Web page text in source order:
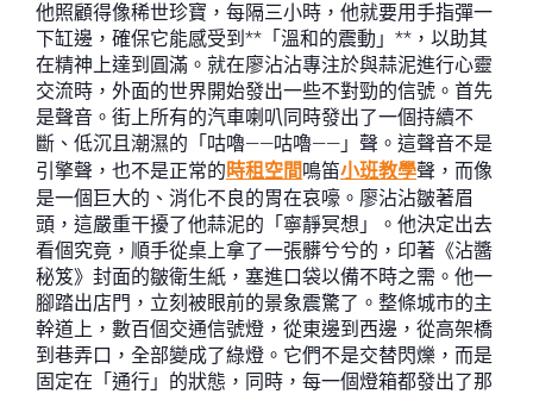
他照顧得像稀世珍寶，每隔三小時，他就要用手指彈一
下缸邊，確保它能感受到**「溫和的震動」**，以助其
在精神上達到圓滿。就在廖沾沾專注於與蒜泥進行心靈
交流時，外面的世界開始發出一些不對勁的信號。首先
是聲音。街上所有的汽車喇叭同時發出了一個持續不
斷、低沉且潮濕的「咕嚕——咕嚕——」聲。這聲音不是
引擎聲，也不是正常的時租空間鳴笛小班教學聲，而像
是一個巨大的、消化不良的胃在哀嚎。廖沾沾皺著眉
頭，這嚴重干擾了他蒜泥的「寧靜冥想」。他決定出去
看個究竟，順手從桌上拿了一張髒兮兮的，印著《沾醬
秘笈》封面的皺衛生紙，塞進口袋以備不時之需。他一
腳踏出店門，立刻被眼前的景象震驚了。整條城市的主
幹道上，數百個交通信號燈，從東邊到西邊，從高架橋
到巷弄口，全部變成了綠燈。它們不是交替閃爍，而是
固定在「通行」的狀態，同時，每一個燈箱都發出了那